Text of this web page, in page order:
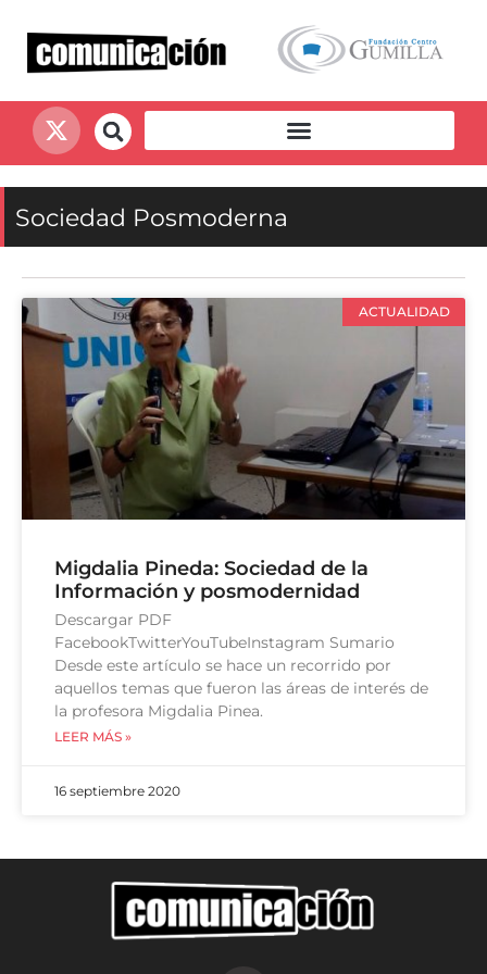
Sociedad Posmoderna
ACTUALIDAD
Migdalia Pineda: Sociedad de la
Información y posmodernidad
Descargar PDF
FacebookTwitterYouTubeInstagram Sumario
Desde este artículo se hace un recorrido por
aquellos temas que fueron las áreas de interés de
la profesora Migdalia Pinea.
LEER MÁS »
16 septiembre 2020